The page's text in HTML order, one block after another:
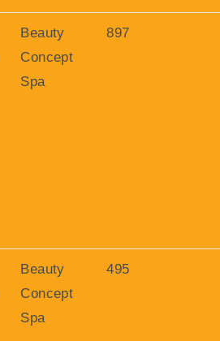
Beauty
Concept
Spa
897
Beauty
Concept
Spa
495